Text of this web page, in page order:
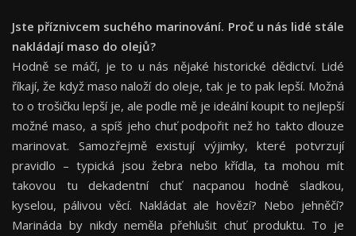
Jste příznivcem suchého marinování. Proč u nás lidé stále
nakládají maso do olejů?
Hodně se máčí, je to u nás nějaké historické dědictví. Lidé
říkají, že když maso naloží do oleje, tak je to pak lepší. Možná
to o trošičku lepší je, ale podle mě je ideální koupit to nejlepší
možné maso, a spíš jeho chuť podpořit než ho takto dlouze
marinovat. Samozřejmě existují výjimky, které potvrzují
pravidlo – typická jsou žebra nebo křídla, ta mohou mít
takovou tu dekadentní chuť nacpanou hodně sladkou,
kyselou, pálivou věcí. Nakládat ale hovězí? Nebo jehněčí?
Marináda by nikdy neměla přehlušit chuť produktu. To je